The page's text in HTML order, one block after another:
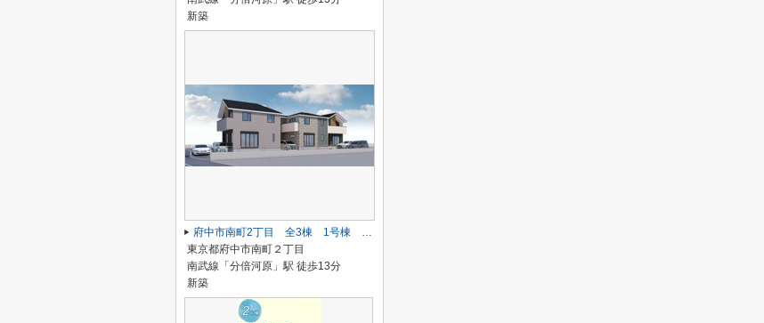
新築
府中市南町2丁目 全3棟 1号棟 仲介手数料無料
東京都府中市南町２丁目
南武線「分倍河原」駅 徒歩13分
新築